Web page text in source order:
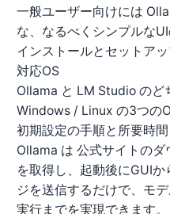
一般ユーザー向けには
な、なるべくシンプルな
インストールとセットア
対応OS
Ollama と LM Studio の
Windows / Linux の3つの
初期設定の手順と所要時間
Ollama は 公式サイトのダ
を取得し、起動後にGUI
ジを送信するだけで、モ
実行までを実現できます